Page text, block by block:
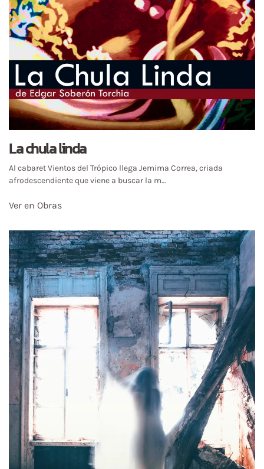
La chula linda
Al cabaret Vientos del Trópico llega Jemima Correa, criada
afrodescendiente que viene a buscar la m…
Ver en Obras